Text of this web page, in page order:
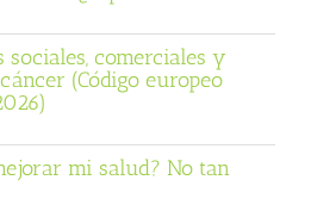
sociales, comerciales y
(Código europeo
mi salud? No tan